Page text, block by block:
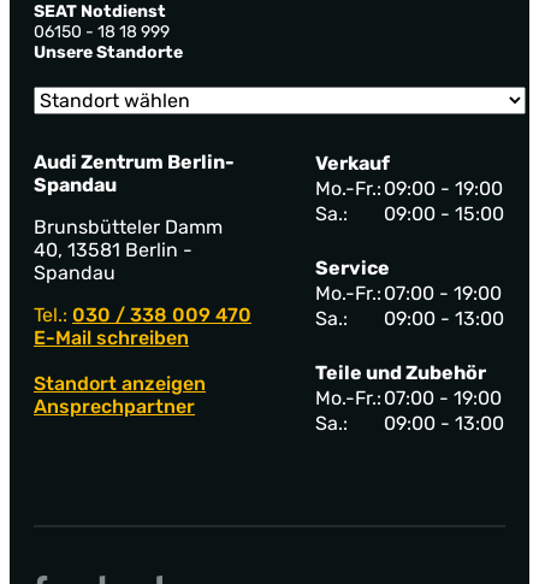
SEAT Notdienst
06150 - 18 18 999
Unsere Standorte
Audi Zentrum Berlin-
Spandau
Brunsbütteler Damm
40, 13581 Berlin -
Spandau
Tel.: 030 / 338 009 470
E-Mail schreiben
Standort anzeigen
Ansprechpartner
Verkauf
Mo.-Fr.: 09:00 - 19:00
Sa.:
09:00 - 15:00
Service
Mo.-Fr.: 07:00 - 19:00
Sa.:
09:00 - 13:00
Teile und Zubehör
Mo.-Fr.: 07:00 - 19:00
Sa.:
09:00 - 13:00